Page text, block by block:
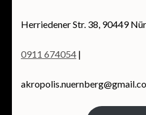
Herriedener Str. 38, 90449
0911 674054 |